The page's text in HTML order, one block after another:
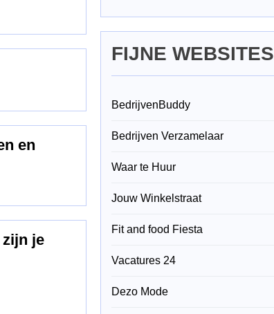
en
je
FIJNE WEBSITES
BedrijvenBuddy
Bedrijven Verzamelaar
Waar te Huur
Jouw Winkelstraat
Fit and food Fiesta
Vacatures 24
Dezo Mode